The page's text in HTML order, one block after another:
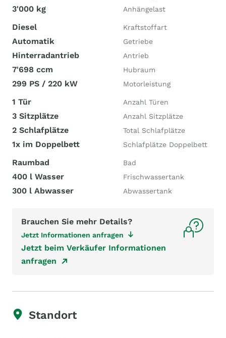
3'000 kg Anhängelast
Diesel Kraftstoffart
Automatik Getriebe
Hinterradantrieb Antrieb
7'698 ccm Hubraum
299 PS / 220 kW Motorleistung
1 Tür Anzahl Türen
3 Sitzplätze Anzahl Sitzplätze
2 Schlafplätze Total Schlafplätze
1x im Doppelbett Schlafplätze Doppelbett
Raumbad Bad
400 l Wasser Frischwassertank
300 l Abwasser Abwassertank
Brauchen Sie mehr Details?
Jetzt Informationen anfragen
Jetzt beim Verkäufer Informationen
anfragen
Standort